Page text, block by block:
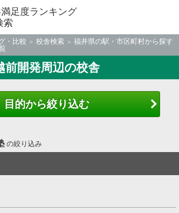
足度ランキング
索
・比較 校舎検索
福井県の駅・市区町村から探す
前開発周辺の校舎
目的から絞り込む
の絞り込み